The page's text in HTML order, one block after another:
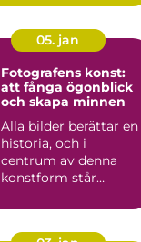
05. jan
Fotografens konst:
att fånga ögonblick
och skapa minnen
Alla bilder berättar en
historia, och i
centrum av denna
konstform står